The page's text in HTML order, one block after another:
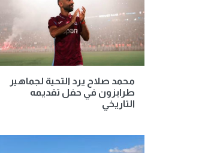
محمد صلاح يرد التحية لجماهير
طرابزون في حفل تقديمه
التاريخي